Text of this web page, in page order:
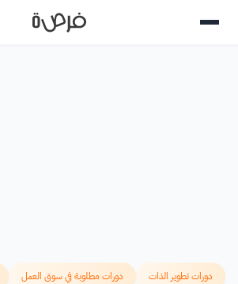
دورات تطوير الذات دورات مطلوبة في سوق العمل